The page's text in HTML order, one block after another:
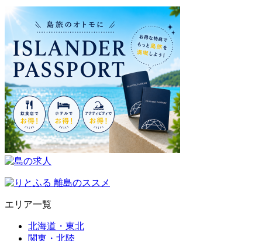
エリア一覧
北海道・東北
関東・北陸